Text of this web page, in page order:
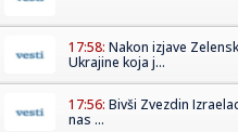
17:58: Nakon izjave
Ukrajine koja j...
17:56: Bivši Zvezdin
nas ...